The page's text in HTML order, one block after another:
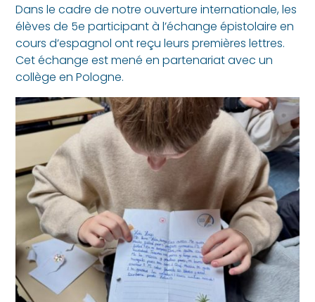
Dans le cadre de notre ouverture internationale, les
élèves de 5e participant à l’échange épistolaire en
cours d’espagnol ont reçu leurs premières lettres.
Cet échange est mené en partenariat avec un
collège en Pologne.